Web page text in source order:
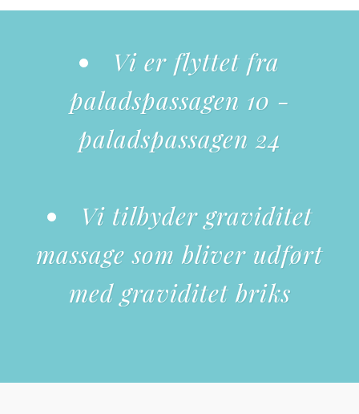
Vi er flyttet fra
paladspassagen 10 -
paladspassagen 24
Vi tilbyder graviditet
massage som bliver udført
med graviditet briks